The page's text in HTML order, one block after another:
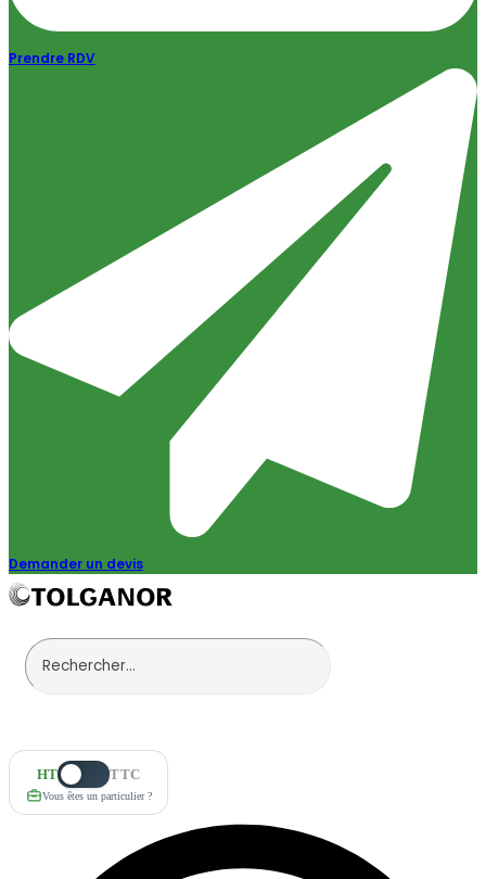
Prendre RDV
Demander un devis
HT TTC
Vous êtes un particulier ?